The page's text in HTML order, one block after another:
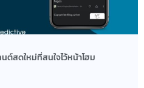
ต์สดใหม่ที่สนใจไว้หน้าโฮม